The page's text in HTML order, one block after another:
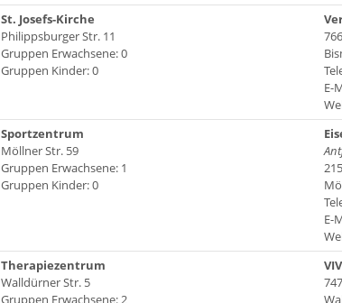
St. Josefs-Kirche
Philippsburger Str. 11
Gruppen Erwachsene: 0
Gruppen Kinder: 0
E-
Sportzentrum
Möllner Str. 59
Gruppen Erwachsene: 1
Gruppen Kinder: 0
E-
Therapiezentrum
Walldürner Str. 5
Gruppen Erwachsene: 2